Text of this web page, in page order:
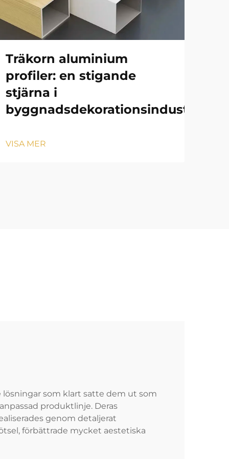
Träkorn aluminium
profiler: en stigande
stjärna i
byggnadsdekorationsindustrin
VISA MER
som klart satte dem ut som
produktlinje. Deras
genom detaljerat
förbättrade mycket aestetiska